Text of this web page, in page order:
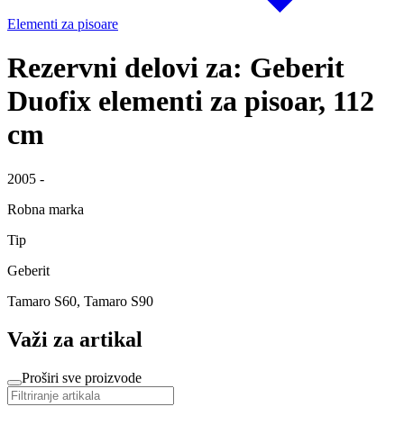
Elementi za pisoare
Rezervni delovi za: Geberit
Duofix elementi za pisoar, 112
cm
2005 -
Robna marka
Tip
Geberit
Tamaro S60, Tamaro S90
Važi za artikal
Proširi sve proizvode